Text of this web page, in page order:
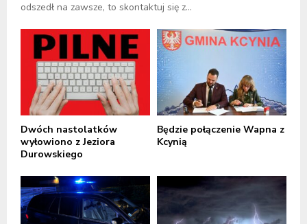
odszedł na zawsze, to skontaktuj się z...
Dwóch nastolatków
wyłowiono z Jeziora
Durowskiego
Będzie połączenie Wapna z
Kcynią